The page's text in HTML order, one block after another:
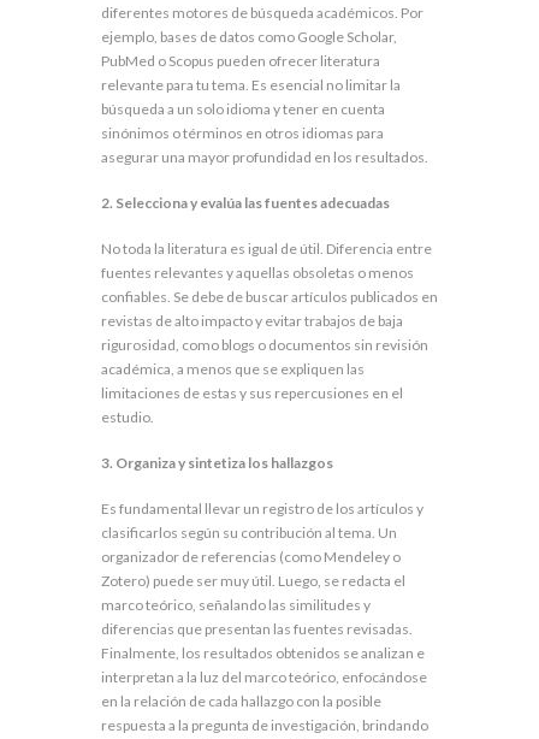
diferentes motores de búsqueda académicos. Por
ejemplo, bases de datos como Google Scholar,
PubMed o Scopus pueden ofrecer literatura
relevante para tu tema. Es esencial no limitar la
búsqueda a un solo idioma y tener en cuenta
sinónimos o términos en otros idiomas para
asegurar una mayor profundidad en los resultados.
2. Selecciona y evalúa las fuentes adecuadas
No toda la literatura es igual de útil. Diferencia entre
fuentes relevantes y aquellas obsoletas o menos
confiables. Se debe de buscar artículos publicados en
revistas de alto impacto y evitar trabajos de baja
rigurosidad, como blogs o documentos sin revisión
académica, a menos que se expliquen las
limitaciones de estas y sus repercusiones en el
estudio.
3. Organiza y sintetiza los hallazgos
Es fundamental llevar un registro de los artículos y
clasificarlos según su contribución al tema. Un
organizador de referencias (como Mendeley o
Zotero) puede ser muy útil. Luego, se redacta el
marco teórico, señalando las similitudes y
diferencias que presentan las fuentes revisadas.
Finalmente, los resultados obtenidos se analizan e
interpretan a la luz del marco teórico, enfocándose
en la relación de cada hallazgo con la posible
respuesta a la pregunta de investigación, brindando